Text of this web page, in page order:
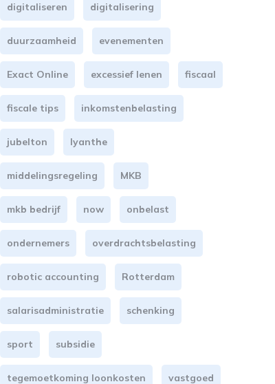
digitaliseren digitalisering
duurzaamheid evenementen
Exact Online excessief lenen fiscaal
fiscale tips inkomstenbelasting
jubelton lyanthe
middelingsregeling MKB
mkb bedrijf now onbelast
ondernemers overdrachtsbelasting
robotic accounting Rotterdam
salarisadministratie schenking
sport subsidie
tegemoetkoming loonkosten vastgoed